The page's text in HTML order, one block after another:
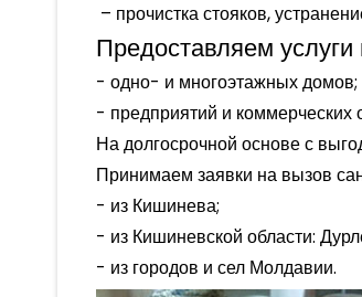
– прочистка стояков,
Предоставляем услуги
- одно- и многоэтажных домов;
- предприятий и коммерческих
На долгосрочной основе с
Принимаем заявки на вызов
- из Кишинева;
- из Кишиневской области:
- из городов и сел Молдавии.